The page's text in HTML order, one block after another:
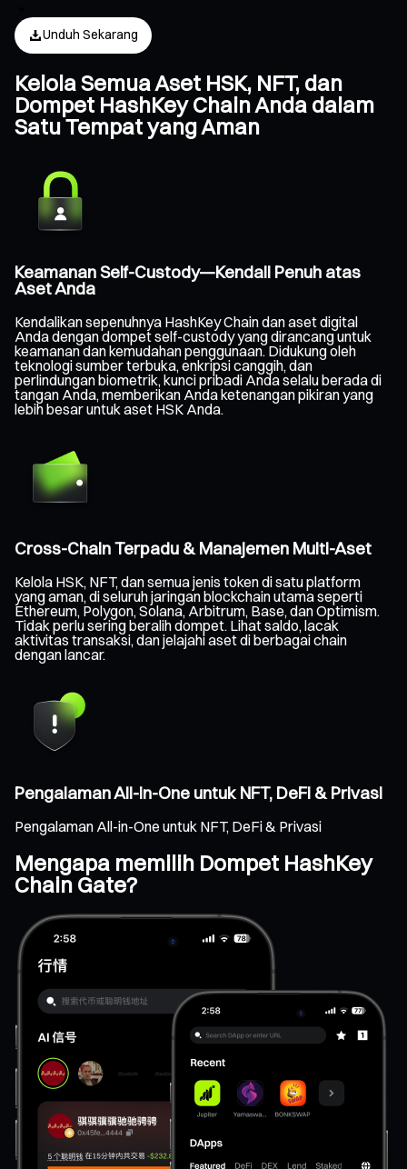
Unduh Sekarang
Kelola Semua Aset HSK, NFT, dan
Dompet HashKey Chain Anda dalam
Satu Tempat yang Aman
Keamanan Self-Custody—Kendali Penuh atas
Aset Anda
Kendalikan sepenuhnya HashKey Chain dan aset digital
Anda dengan dompet self-custody yang dirancang untuk
keamanan dan kemudahan penggunaan. Didukung oleh
teknologi sumber terbuka, enkripsi canggih, dan
perlindungan biometrik, kunci pribadi Anda selalu berada di
tangan Anda, memberikan Anda ketenangan pikiran yang
lebih besar untuk aset HSK Anda.
Cross-Chain Terpadu & Manajemen Multi-Aset
Kelola HSK, NFT, dan semua jenis token di satu platform
yang aman, di seluruh jaringan blockchain utama seperti
Ethereum, Polygon, Solana, Arbitrum, Base, dan Optimism.
Tidak perlu sering beralih dompet. Lihat saldo, lacak
aktivitas transaksi, dan jelajahi aset di berbagai chain
dengan lancar.
Pengalaman All-in-One untuk NFT, DeFi & Privasi
Pengalaman All-in-One untuk NFT, DeFi & Privasi
Mengapa memilih Dompet HashKey
Chain Gate?